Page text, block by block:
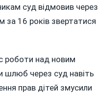
суд відмовив через
за 16 років звертатися
роботи над новим
шлюб через суд навіть
прав дітей змусили